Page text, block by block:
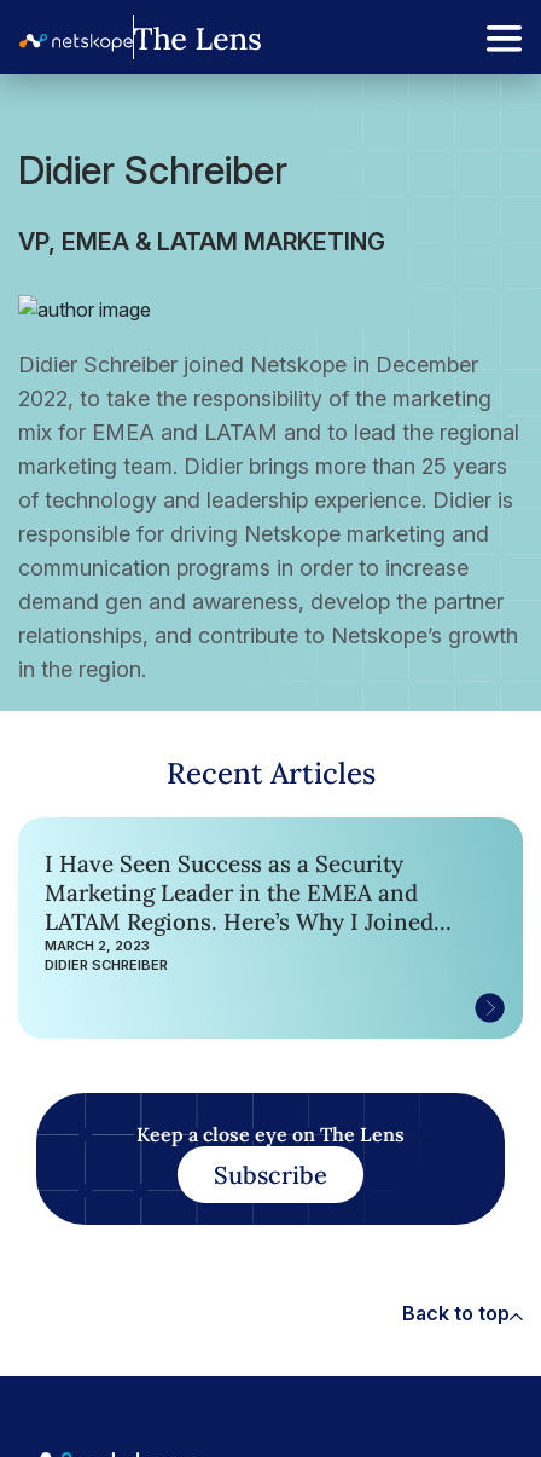
Didier Schreiber
VP, EMEA & LATAM MARKETING
Didier Schreiber joined Netskope in December
2022, to take the responsibility of the marketing
mix for EMEA and LATAM and to lead the regional
marketing team. Didier brings more than 25 years
of technology and leadership experience. Didier is
responsible for driving Netskope marketing and
communication programs in order to increase
demand gen and awareness, develop the partner
relationships, and contribute to Netskope’s growth
in the region.
Recent Articles
I Have Seen Success as a Security
Marketing Leader in the EMEA and
LATAM Regions. Here’s Why I Joined
Netskope.
MARCH 2, 2023
DIDIER SCHREIBER
Keep a close eye on The Lens
Subscribe
Back to top